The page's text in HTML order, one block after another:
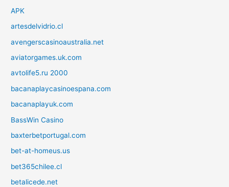
APK
artesdelvidrio.cl
avengerscasinoaustralia.net
aviatorgames.uk.com
avtolife5.ru 2000
bacanaplaycasinoespana.com
bacanaplayuk.com
BassWin Casino
baxterbetportugal.com
bet-at-homeus.us
bet365chilee.cl
betalicede.net